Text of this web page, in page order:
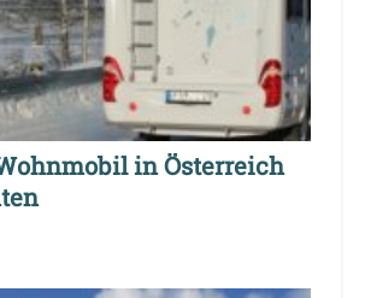
in Österreich